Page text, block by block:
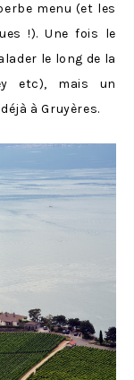
menu (et les
!). Une fois le
le long de la
etc), mais un
à Gruyères.